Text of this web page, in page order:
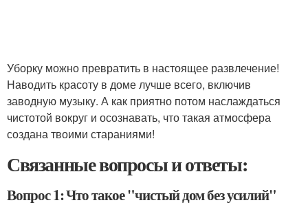
Уборку можно превратить в настоящее развлечение!
Наводить красоту в доме лучше всего, включив
заводную музыку. А как приятно потом наслаждаться
чистотой вокруг и осознавать, что такая атмосфера
создана твоими стараниями!
Связанные вопросы и ответы:
Вопрос 1: Что такое "чистый дом без усилий"